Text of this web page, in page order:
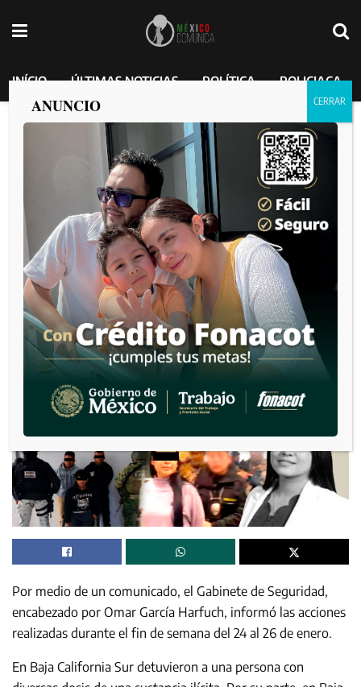
INÍCIO ÚLTIMAS NOTICIAS POLÍTICA POLICIACA
Este fin de semana, en distintas acciones,
se aseguraron más 450 kilos de
sustancias ilícitas con un valor de más de
39 mdp; además se detuvieron a más de
203 personas, entre ellas 65 policías
municipales y tres con cargos públicos.
MEXICO COMUNICA 2025-01-27
Por medio de un comunicado, el Gabinete de Seguridad,
encabezado por Omar García Harfuch, informó las acciones
realizadas durante el fin de semana del 24 al 26 de enero.
En Baja California Sur detuvieron a una persona con
ANUNCIO